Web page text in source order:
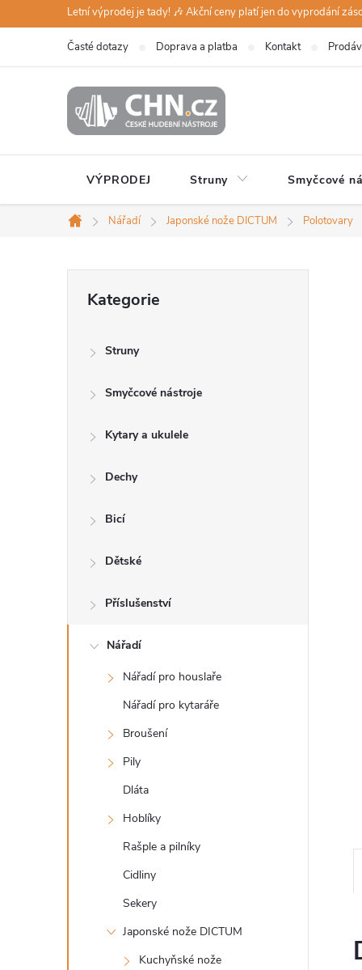
na
Letní výprodej je tady! 🎶 Akční ceny platí jen do vyprodání
Časté dotazy Doprava a platba Kontakt
VÝPRODEJ Struny Smyčcové
Domů
Nářadí Japonské nože DICTUM Polotovary
kategorie
Kategorie
Struny
Smyčcové nástroje
Kytary a ukulele
Dechy
Bicí
Dětské
Příslušenství
Nářadí
Nářadí pro houslaře
Nářadí pro kytaráře
Broušení
Pily
Dláta
Hoblíky
Rašple a pilníky
Cidliny
Sekery
Japonské nože DICTUM
Kuchyňské nože